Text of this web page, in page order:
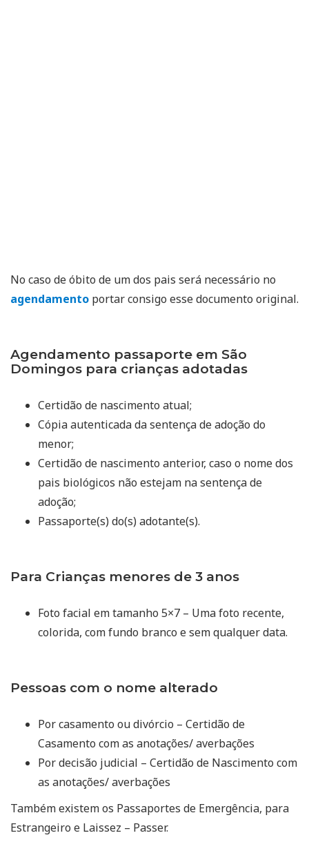
No caso de óbito de um dos pais será necessário no
agendamento portar consigo esse documento original.
Agendamento passaporte em São
Domingos para crianças adotadas
Certidão de nascimento atual;
Cópia autenticada da sentença de adoção do
menor;
Certidão de nascimento anterior, caso o nome dos
pais biológicos não estejam na sentença de
adoção;
Passaporte(s) do(s) adotante(s).
Para Crianças menores de 3 anos
Foto facial em tamanho 5×7 – Uma foto recente,
colorida, com fundo branco e sem qualquer data.
Pessoas com o nome alterado
Por casamento ou divórcio – Certidão de
Casamento com as anotações/ averbações
Por decisão judicial – Certidão de Nascimento com
as anotações/ averbações
Também existem os Passaportes de Emergência, para
Estrangeiro e Laissez – Passer.